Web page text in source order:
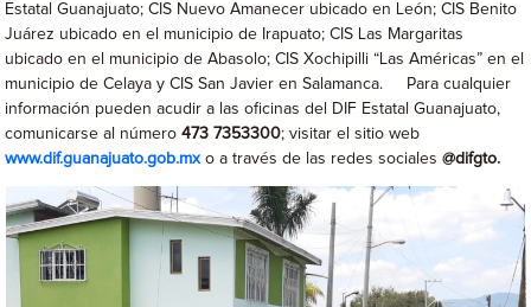
Estatal Guanajuato; CIS Nuevo Amanecer ubicado en León; CIS Benito
Juárez ubicado en el municipio de Irapuato; CIS Las Margaritas
ubicado en el municipio de Abasolo; CIS Xochipilli “Las Américas” en el
municipio de Celaya y CIS San Javier en Salamanca. Para cualquier
información pueden acudir a las oficinas del DIF Estatal Guanajuato,
comunicarse al número473 7353300; visitar el sitio web
www.dif.guanajuato.gob.mxo a través de las redes sociales@difgto.